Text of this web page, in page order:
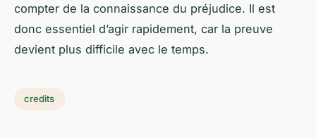
compter de la connaissance du préjudice. Il est
donc essentiel d’agir rapidement, car la preuve
devient plus difficile avec le temps.
credits